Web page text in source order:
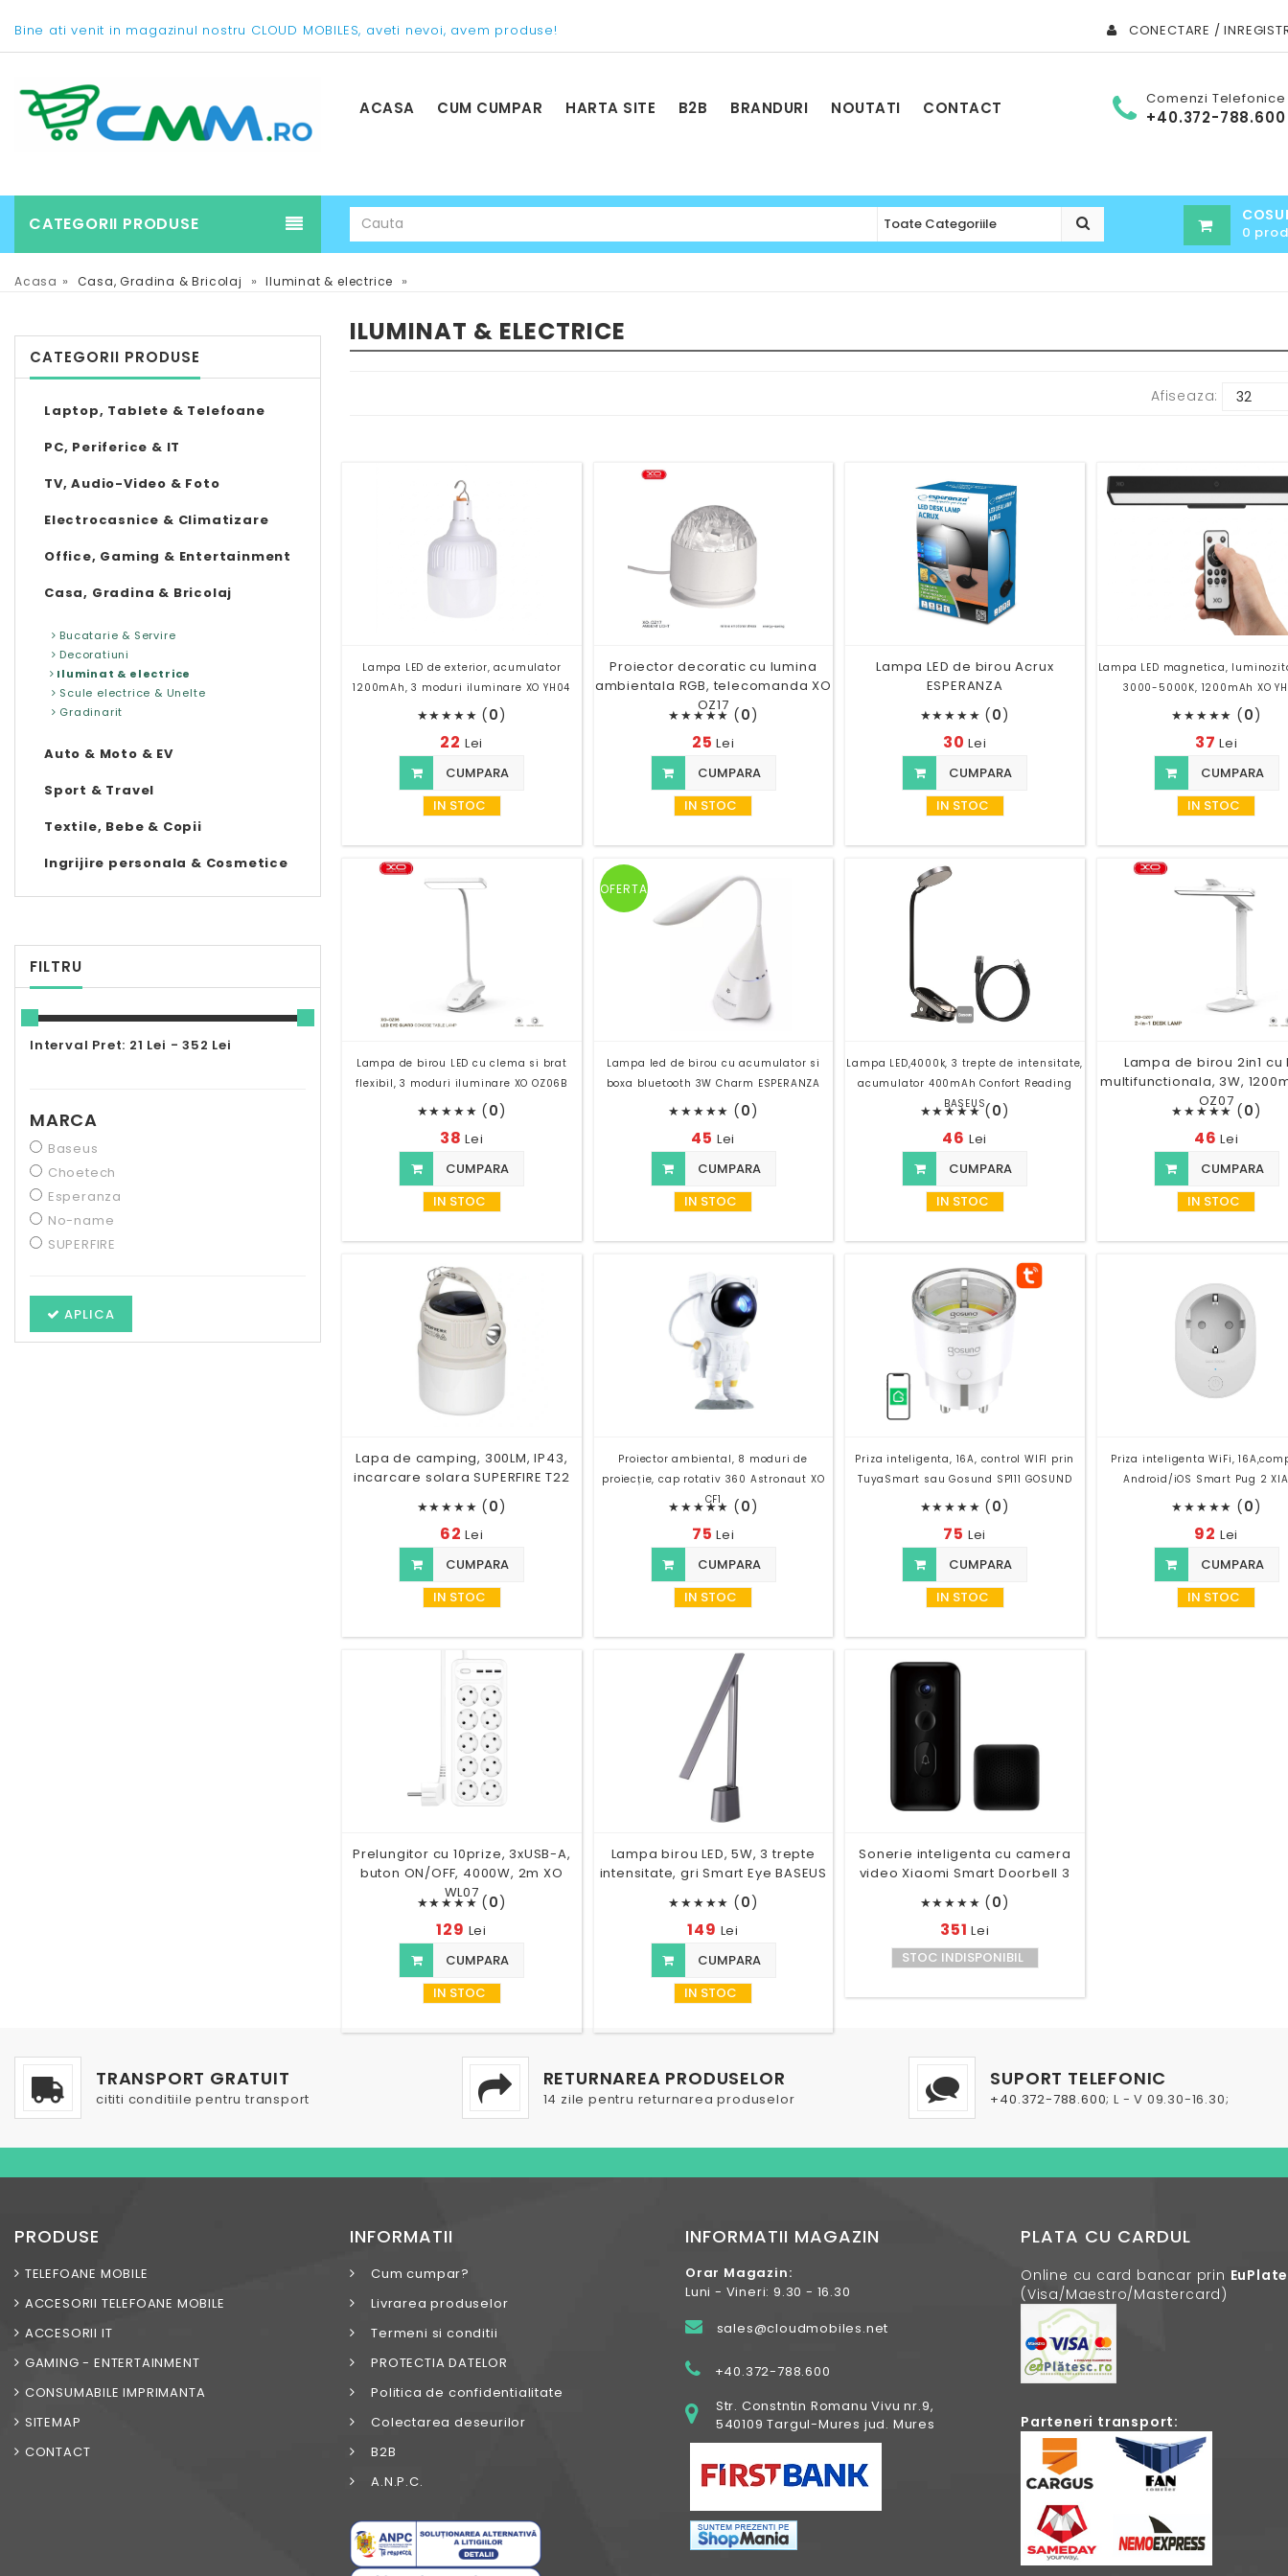
Bine ati venit in magazinul nostru CLOUD MOBILES, aveti nevoi, avem produse! CONECTARE /
ACASA CUM CUMPAR HARTA SITE B2B BRANDURI NOUTATI CONTACT Comenzi Telefonice
+40.372-788.600
CATEGORII PRODUSE 0
Acasa » Casa, Gradina & Bricolaj » Iluminat & electrice »
ILUMINAT & ELECTRICE
Afiseaza:
Lampa LED de exterior, acumulator
1200mAh, 3 moduri iluminare XO YH04
★★★★★ (0)
22 Lei
CUMPARA
IN STOC
Proiector decoratic cu lumina
ambientala RGB, telecomanda XO
OZ17
★★★★★ (0)
25Lei
CUMPARA
IN STOC
Lampa LED de birou Acrux
ESPERANZA
★★★★★ (0)
30Lei
CUMPARA
IN STOC
Lampa LED magnetica,
3000-5000K, 1200mAh XO
★★★★★ (0)
37Lei
CUMPARA
IN STOC
Lampa de birou LED cu clema si brat
flexibil, 3 moduri iluminare XO OZ06B
★★★★★ (0)
38Lei
CUMPARA
IN STOC
OFERTA
Lampa led de birou cu acumulator si
boxa bluetooth 3W Charm ESPERANZA
★★★★★ (0)
45 Lei
CUMPARA
IN STOC
Lampa LED,4000k, 3 trepte de intensitate,
acumulator 400mAh Confort Reading
BASEUS
★★★★★ (0)
46 Lei
CUMPARA
IN STOC
Lampa de birou 2in1 cu
multifunctionala, 3W,
OZ07
★★★★★ (0)
46Lei
CUMPARA
IN STOC
Lapa de camping, 300LM, IP43,
incarcare solara SUPERFIRE T22
★★★★★ (0)
62Lei
CUMPARA
IN STOC
Proiector ambiental, 8 moduri de
proiecție, cap rotativ 360 Astronaut XO
CF1
★★★★★ (0)
75Lei
CUMPARA
IN STOC
Priza inteligenta, 16A, control WIFI prin
TuyaSmart sau Gosund SP111 GOSUND
★★★★★ (0)
75 Lei
CUMPARA
IN STOC
Priza inteligenta WiFi,
Android/iOS Smart Pug 2
★★★★★ (0)
92 Lei
CUMPARA
IN STOC
Prelungitor cu 10prize, 3xUSB-A,
buton ON/OFF, 4000W, 2m XO
WL07
★★★★★ (0)
129 Lei
CUMPARA
IN STOC
Lampa birou LED, 5W, 3 trepte
intensitate, gri Smart Eye BASEUS
★★★★★ (0)
149 Lei
CUMPARA
IN STOC
Sonerie inteligenta cu camera
video Xiaomi Smart Doorbell 3
★★★★★ (0)
351Lei
STOC INDISPONIBIL
CATEGORII PRODUSE
Laptop, Tablete & Telefoane
PC, Periferice & IT
TV, Audio-Video & Foto
Electrocasnice & Climatizare
Office, Gaming & Entertainment
Casa, Gradina & Bricolaj
Bucatarie & Servire
Decoratiuni
Iluminat & electrice
Scule electrice & Unelte
Gradinarit
Auto & Moto & EV
Sport & Travel
Textile, Bebe & Copii
Ingrijire personala & Cosmetice
FILTRU
Interval Pret: 21 Lei - 352 Lei
MARCA
Baseus
Choetech
Esperanza
No-name
SUPERFIRE
APLICA
TRANSPORT GRATUIT
cititi conditiile pentru transport
RETURNAREA PRODUSELOR
14 zile pentru returnarea produselor
SUPORT TELEFONIC
+40.372-788.600; L - V 09.30-16.30;
PRODUSE
TELEFOANE MOBILE
ACCESORII TELEFOANE MOBILE
ACCESORII IT
GAMING - ENTERTAINMENT
CONSUMABILE IMPRIMANTA
SITEMAP
CONTACT
INFORMATII
Cum cumpar?
Livrarea produselor
Termeni si conditii
PROTECTIA DATELOR
Politica de confidentialitate
Colectarea deseurilor
B2B
A.N.P.C.
INFORMATII MAGAZIN
Orar Magazin:
Luni - Vineri: 9.30 - 16.30
sales@cloudmobiles.net
+40.372-788.600
Str. Constntin Romanu Vivu nr.9,
540109 Targul-Mures jud. Mures
PLATA CU CARDUL
Online cu card bancar prin
(Visa/Maestro/Mastercard)
Parteneri transport: